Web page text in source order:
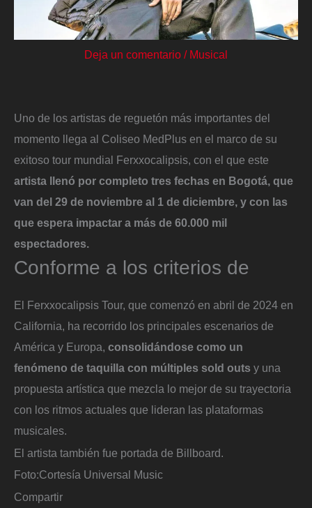
Deja un comentario / Musical
Uno de los artistas de reguetón más importantes del
momento llega al Coliseo MedPlus en el marco de su
exitoso tour mundial Ferxxocalipsis, con el que este
artista llenó por completo tres fechas en Bogotá, que
van del 29 de noviembre al 1 de diciembre, y con las
que espera impactar a más de 60.000 mil
espectadores.
Conforme a los criterios de
El Ferxxocalipsis Tour, que comenzó en abril de 2024 en
California, ha recorrido los principales escenarios de
América y Europa, consolidándose como un
fenómeno de taquilla con múltiples sold outs y una
propuesta artística que mezcla lo mejor de su trayectoria
con los ritmos actuales que lideran las plataformas
musicales.
El artista también fue portada de Billboard.
Foto:Cortesía Universal Music
Compartir